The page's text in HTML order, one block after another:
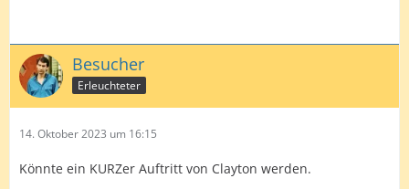
Besucher
Erleuchteter
14. Oktober 2023 um 16:15
Könnte ein KURZer Auftritt von Clayton werden.